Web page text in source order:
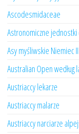
Ascodesmidaceae
Astronomiczne jednostki
Asy myśliwskie Niemiec
Australian Open według
Austriaccy lekarze
Austriaccy malarze
Austriaccy narciarze